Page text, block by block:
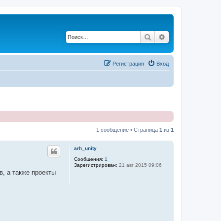
Поиск
Вход
Регистрация
1 сообщение • Страница 1 из 1
arh_unity
Сообщения: 1
Зарегистрирован: 21 авг 2015 09:06
а также проекты